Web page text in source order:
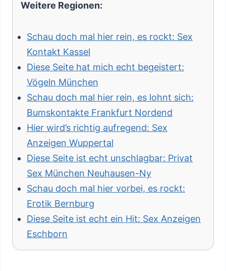
Weitere Regionen:
Schau doch mal hier rein, es rockt: Sex
Kontakt Kassel
Diese Seite hat mich echt begeistert:
Vögeln München
Schau doch mal hier rein, es lohnt sich:
Bumskontakte Frankfurt Nordend
Hier wird’s richtig aufregend: Sex
Anzeigen Wuppertal
Diese Seite ist echt unschlagbar: Privat
Sex München Neuhausen-Ny
Schau doch mal hier vorbei, es rockt:
Erotik Bernburg
Diese Seite ist echt ein Hit: Sex Anzeigen
Eschborn